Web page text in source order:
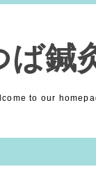
ば鍼
to our